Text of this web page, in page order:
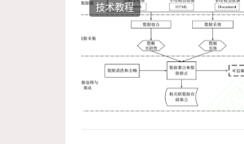
技术教程